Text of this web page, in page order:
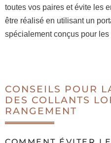
toutes vos paires et évite les
être réalisé en utilisant un
spécialement conçus pour les
CONSEILS POUR
DES COLLANTS
RANGEMENT